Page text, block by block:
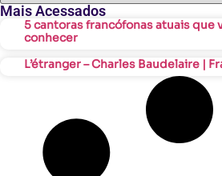
Mais Acessados
5 cantoras francófonas atuais que
conhecer
L’étranger – Charles Baudelaire |